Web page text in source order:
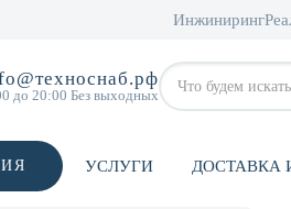
Инжиниринг
до 20:00 Без выходных
УСЛУГИ ДОСТАВКА